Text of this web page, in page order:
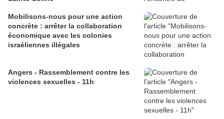
Mobilisons-nous pour une action
concrète : arrêter la collaboration
économique avec les colonies
israéliennes illégales
Angers - Rassemblement contre les
violences sexuelles - 11h